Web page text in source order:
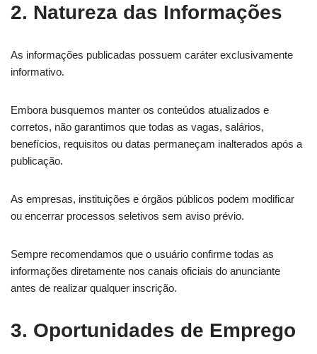
2. Natureza das Informações
As informações publicadas possuem caráter exclusivamente
informativo.
Embora busquemos manter os conteúdos atualizados e
corretos, não garantimos que todas as vagas, salários,
benefícios, requisitos ou datas permaneçam inalterados após a
publicação.
As empresas, instituições e órgãos públicos podem modificar
ou encerrar processos seletivos sem aviso prévio.
Sempre recomendamos que o usuário confirme todas as
informações diretamente nos canais oficiais do anunciante
antes de realizar qualquer inscrição.
3. Oportunidades de Emprego